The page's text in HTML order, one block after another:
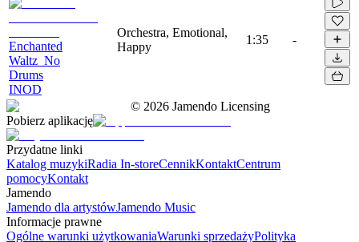
Enchanted
Waltz_No
Drums
INOD
Orchestra, Emotional,
Happy
1:35 -
© 2026 Jamendo Licensing
Pobierz aplikację
Przydatne linki
Katalog muzykiRadia In-storeCennikKontaktCentrum
pomocyKontakt
Jamendo
Jamendo dla artystówJamendo Music
Informacje prawne
Ogólne warunki użytkowaniaWarunki sprzedażyPolityka